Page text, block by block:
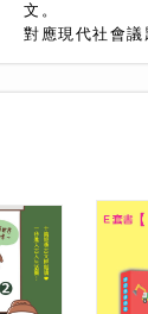
文。
對應現代社會議